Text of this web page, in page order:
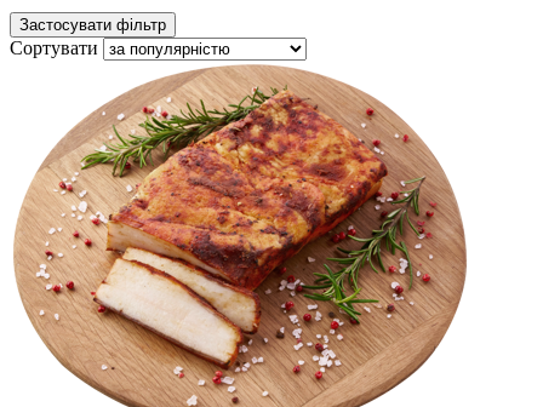
Сортувати